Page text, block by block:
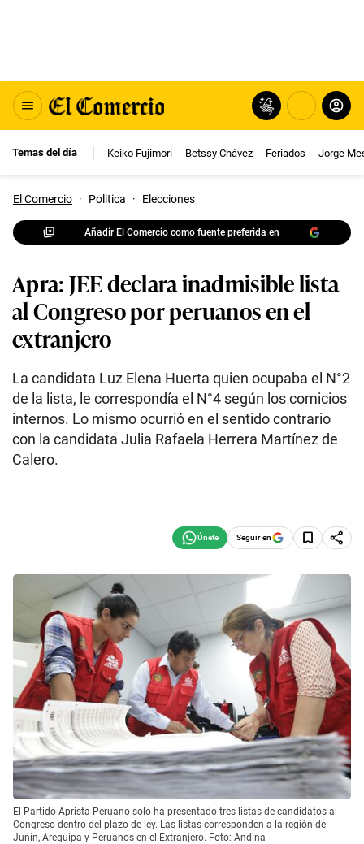
Temas del día Keiko Fujimori Betssy Chávez Feriados Jorge
El Comercio · Politica · Elecciones
Añadir El Comercio como fuente preferida en
Apra: JEE declara inadmisible lista
al Congreso por peruanos en el
extranjero
La candidata Luz Elena Huerta quien ocupaba el N°2
de la lista, le correspondía el N°4 según los comicios
internos. Lo mismo ocurrió en el sentido contrario
con la candidata Julia Rafaela Herrera Martínez de
Calero.
Seguir en
El Partido Aprista Peruano solo ha presentado tres listas de candidatos al
Congreso dentro del plazo de ley. Las listas corresponden a la región de
Junín, Arequipa y Peruanos en el Extranjero. Foto: Andina